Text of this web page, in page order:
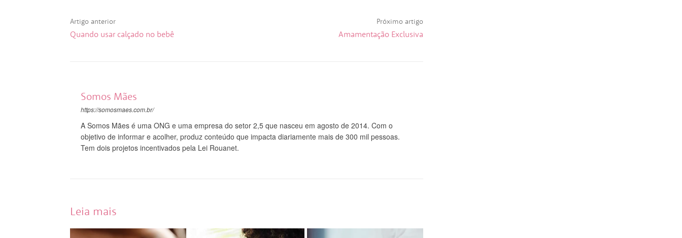
Artigo anterior
Quando usar calçado no bebê
Próximo artigo
Amamentação Exclusiva
Somos Mães
https://somosmaes.com.br/
A Somos Mães é uma ONG e uma empresa do setor 2,5 que nasceu em agosto de 2014. Com o
objetivo de informar e acolher, produz conteúdo que impacta diariamente mais de 300 mil pessoas.
Tem dois projetos incentivados pela Lei Rouanet.
Leia mais